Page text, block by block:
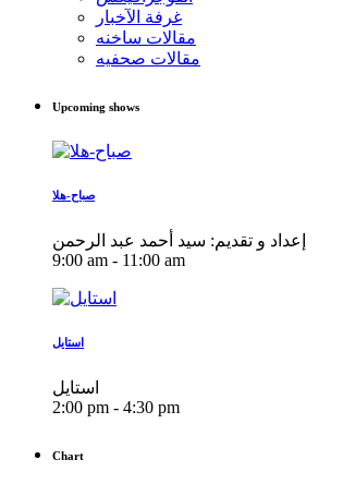
غرفة الآخبار
مقالات ساخنه
مقالات صحفيه
Upcoming shows
صباح-هلا
إعداد و تقديم: سيد أحمد عبد الرحمن
9:00 am - 11:00 am
استايل
استايل
2:00 pm - 4:30 pm
Chart